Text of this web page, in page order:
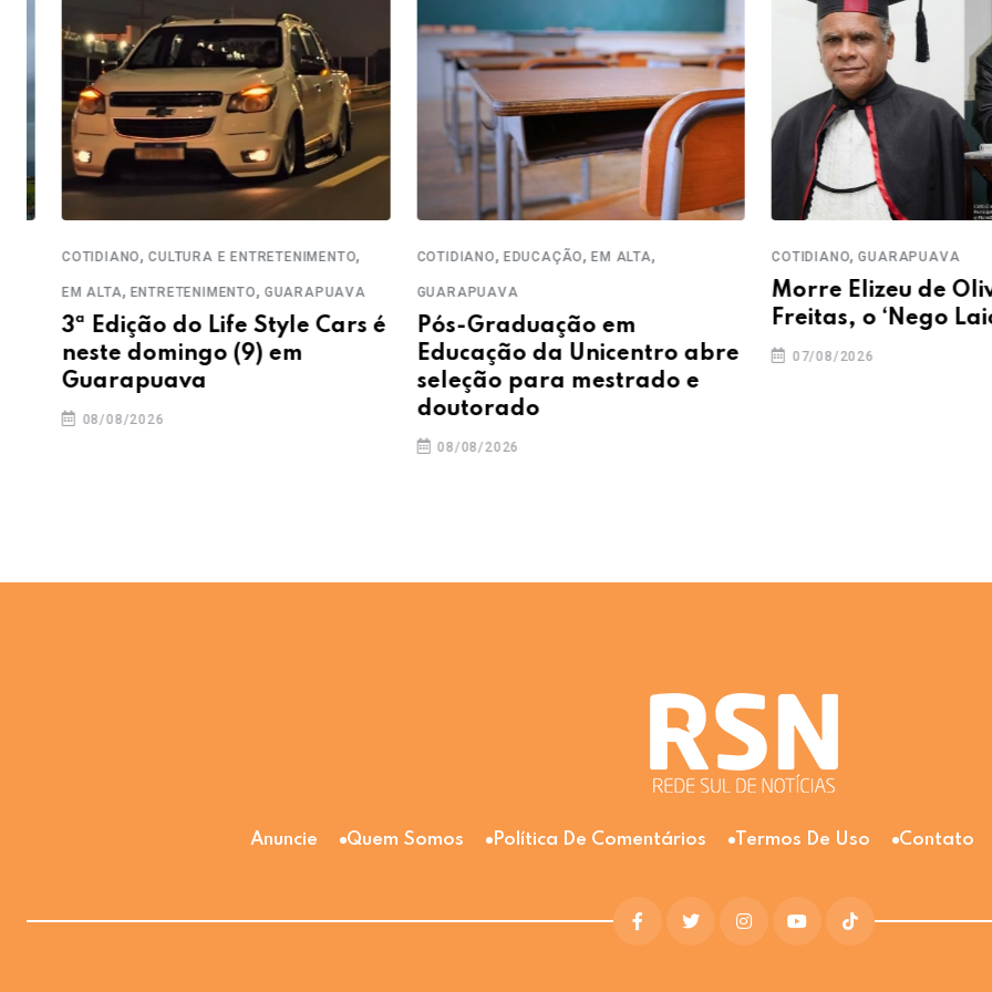
COTIDIANO,CULTURA E ENTRETENIMENTO,
EM ALTA,ENTRETENIMENTO,GUARAPUAVA
3ª Edição do Life Style Cars é
neste domingo (9) em
Guarapuava
08/08/2026
COTIDIANO,EDUCAÇÃO,EM ALTA ,
GUARAPUAVA
Pós-Graduação em
Educação da Unicentro abre
seleção para mestrado e
doutorado
08/08/2026
COTIDIANO,GUARAPUAVA
Morre Elizeu de
Freitas, o ‘Nego Laio’
07/08/2026
Anuncie Quem Somos Política De Comentários Termos De Uso Contato